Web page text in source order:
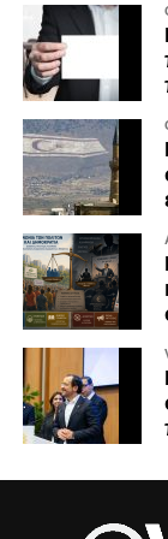
αποσπάσματα
αναπαράγουν
περιορισμένη
αποδοχής. Ο
και τη
εφαρμόζεται
του πολιτικού
γνωστοποίησης
ανάρτηση
κοινωνικό
επιρροή.
θεσμικές